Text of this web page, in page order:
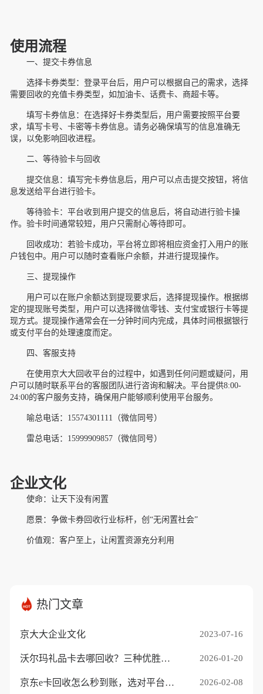
使用流程
一、提交卡券信息
‌选择卡券类型‌：登录平台后，用户可以根据自己的需求，选择
需要回收的充值卡券类型，如加油卡、话费卡、商超卡等。
‌填写卡券信息‌：在选择好卡券类型后，用户需要按照平台要
求，填写卡号、卡密等卡券信息。请务必确保填写的信息准确无
误，以免影响回收进程。
二、等待验卡与回收
‌提交信息‌：填写完卡券信息后，用户可以点击提交按钮，将信
息发送给平台进行验卡。
‌等待验卡‌：平台收到用户提交的信息后，将自动进行验卡操
作。验卡时间通常较短，用户只需耐心等待即可。
‌回收成功‌：若验卡成功，平台将立即将相应资金打入用户的账
户钱包中。用户可以随时查看账户余额，并进行提现操作。
三、提现操作
用户可以在账户余额达到提现要求后，选择提现操作。根据绑
定的提现账号类型，用户可以选择微信零钱、支付宝或银行卡等提
现方式。提现操作通常会在一分钟时间内完成，具体时间根据银行
或支付平台的处理速度而定。
四、客服支持
在使用京大大回收平台的过程中，如遇到任何问题或疑问，用
户可以随时联系平台的客服团队进行咨询和解决。平台提供8:00-
24:00的客户服务支持，确保用户能够顺利使用平台服务。
喻总电话：15574301111（微信同号）
雷总电话：15999909857 （微信同号）
企业文化
使命：让天下没有闲置
愿景：争做卡券回收行业标杆，创“无闲置社会”
价值观：客户至上，让闲置资源充分利用
热门文章
京大大企业文化 2023-07-16
沃尔玛礼品卡去哪回收？三种优胜途径推荐 2026-01-20
京东e卡回收怎么秒到账，选对平台是关键 2026-02-08